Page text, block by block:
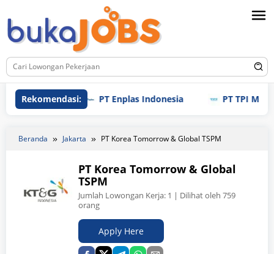
ke
konten
Rekomendasi:PT Enplas Indonesia PT TPI
Beranda Jakarta PT Korea Tomorrow & Global TSPM
PT Korea Tomorrow & Global
TSPM
Jumlah Lowongan Kerja: 1 | Dilihat oleh 759
orang
Apply Here